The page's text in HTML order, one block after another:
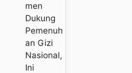
Men
Dukung
Pemenuh
An Gizi
Nasional,
Ini